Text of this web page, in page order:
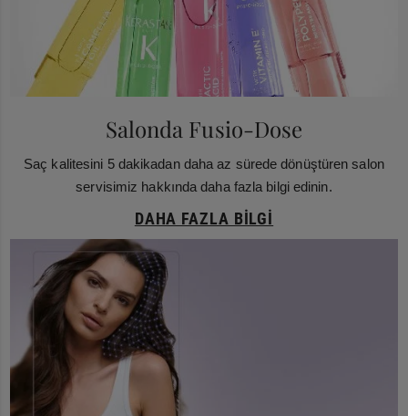
Salonda Fusio-Dose
Saç kalitesini 5 dakikadan daha az sürede dönüştüren salon
servisimiz hakkında daha fazla bilgi edinin.
DAHA FAZLA BILGI